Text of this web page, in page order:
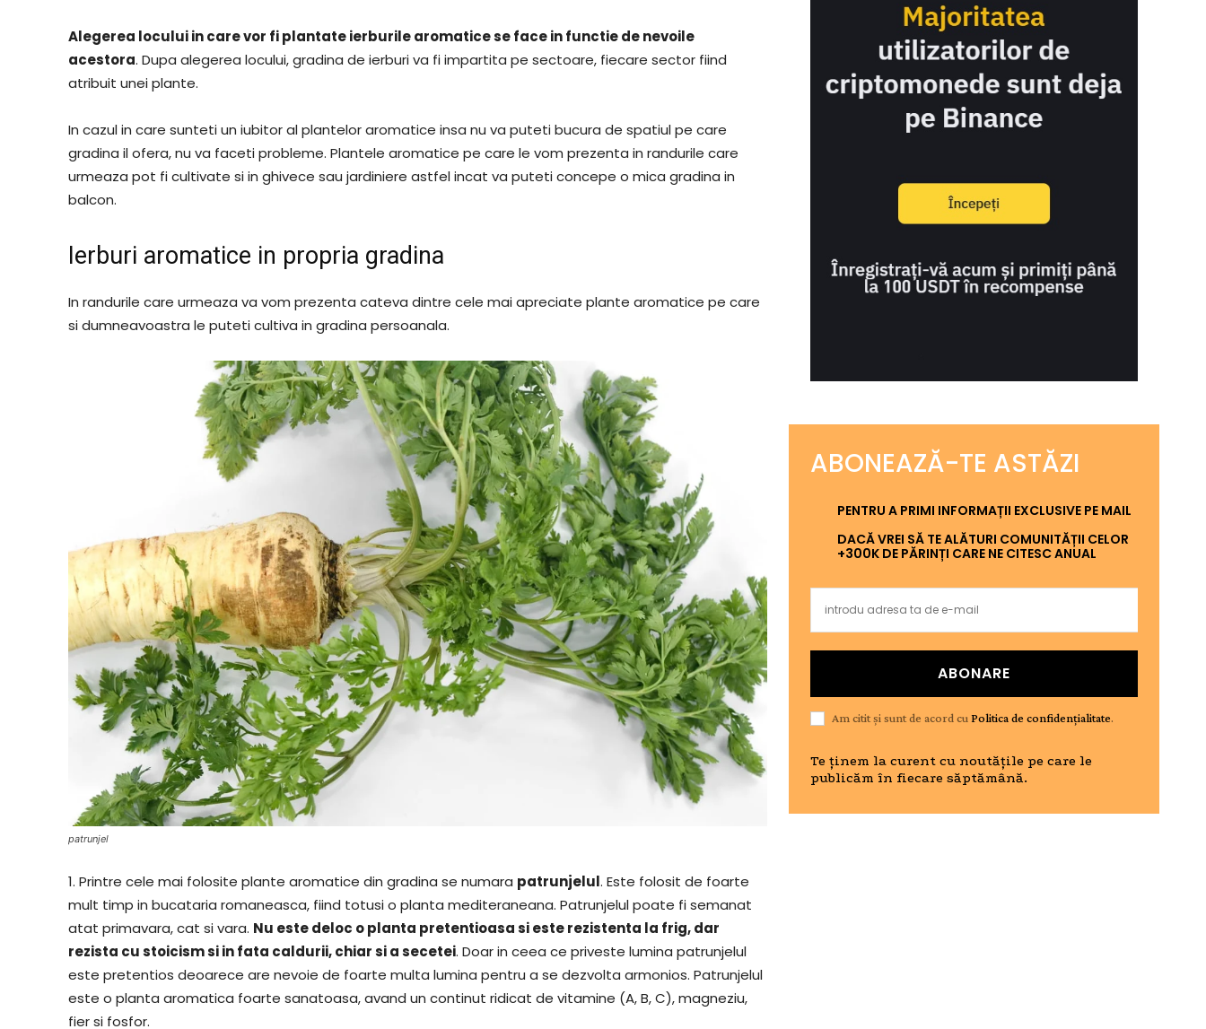
Alegerea locului in care vor fi plantate ierburile aromatice se face in functie de nevoile
acestora. Dupa alegerea locului, gradina de ierburi va fi impartita pe sectoare, fiecare sector fiind
atribuit unei plante.
In cazul in care sunteti un iubitor al plantelor aromatice insa nu va puteti bucura de spatiul pe care
gradina il ofera, nu va faceti probleme. Plantele aromatice pe care le vom prezenta in randurile care
urmeaza pot fi cultivate si in ghivece sau jardiniere astfel incat va puteti concepe o mica gradina in
balcon.
Ierburi aromatice in propria gradina
In randurile care urmeaza va vom prezenta cateva dintre cele mai apreciate plante aromatice pe care
si dumneavoastra le puteti cultiva in gradina persoanala.
patrunjel
1. Printre cele mai folosite plante aromatice din gradina se numara patrunjelul. Este folosit de foarte
mult timp in bucataria romaneasca, fiind totusi o planta mediteraneana. Patrunjelul poate fi semanat
atat primavara, cat si vara. Nu este deloc o planta pretentioasa si este rezistenta la frig, dar
rezista cu stoicism si in fata caldurii, chiar si a secetei. Doar in ceea ce priveste lumina patrunjelul
este pretentios deoarece are nevoie de foarte multa lumina pentru a se dezvolta armonios. Patrunjelul
este o planta aromatica foarte sanatoasa, avand un continut ridicat de vitamine (A, B, C), magneziu,
fier si fosfor.
ABONEAZĂ-TE ASTĂZI
PENTRU A PRIMI INFORMAȚII EXCLUSIVE PE MAIL
DACĂ VREI SĂ TE ALĂTURI COMUNITĂȚII CELOR
+300K DE PĂRINȚI CARE NE CITESC ANUAL
ABONARE
Am citit și sunt de acord cuPolitica de confidențialitate.
Te ținem la curent cu noutățile pe care le
publicăm în fiecare săptămână.